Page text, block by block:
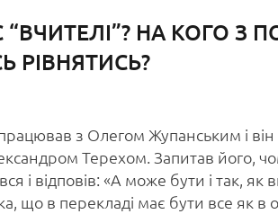
“ВЧИТЕЛІ”? НА КОГО З
РІВНЯТИСЬ?
з Олегом Жупанським і
Терехом. Запитав його,
і відповів: «А може бути і так,
що в перекладі має бути все як в